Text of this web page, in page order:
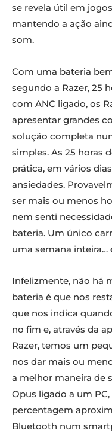
se revela útil em
mantendo a ação
som.
Com uma bateria
segundo a Razer, 25
com ANC ligado, os
apresentar grandes
solução completa
simples. As 25 horas
prática, em vários
ansiedades.
ser mais ou menos
nem senti
bateria. Um único
uma semana inteira…
Infelizmente, não há
bateria é que nos
que nos indica
no fim e, através da
Razer, temos um
nos dar mais ou
a melhor maneira de
Opus ligado a um
percentagem
Bluetooth num